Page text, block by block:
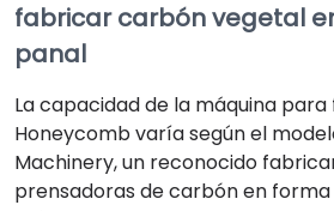
fabricar carbón vegetal
panal
La capacidad de la máquina
Honeycomb varía según el
Machinery, un reconocido
prensadoras de carbón en